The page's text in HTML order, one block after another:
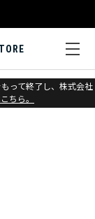
って終了し、株式会社
ちら。